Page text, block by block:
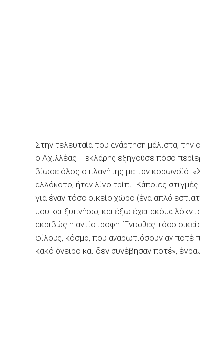
Στην τελευταία του ανάρτηση μάλιστα,
ο Αχιλλέας Πεκλάρης εξηγούσε πόσο
βίωσε όλος ο πλανήτης με τον κορωνοϊό.
αλλόκοτο, ήταν λίγο τρίπι. Κάποιες
για έναν τόσο οικείο χώρο (ένα απλό
μου και ξυπνήσω, και έξω έχει ακόμα
ακριβώς η αντίστροφη: Ένιωθες τόσο
φίλους, κόσμο, που αναρωτιόσουν αν ποτέ
κακό όνειρο και δεν συνέβησαν ποτέ»,